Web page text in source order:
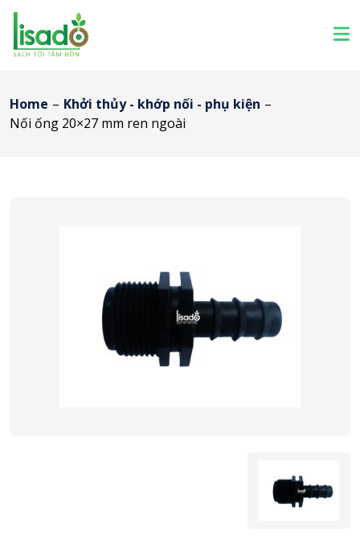
Home – Khởi thủy - khớp nối - phụ kiện –
Nối ống 20×27 mm ren ngoài